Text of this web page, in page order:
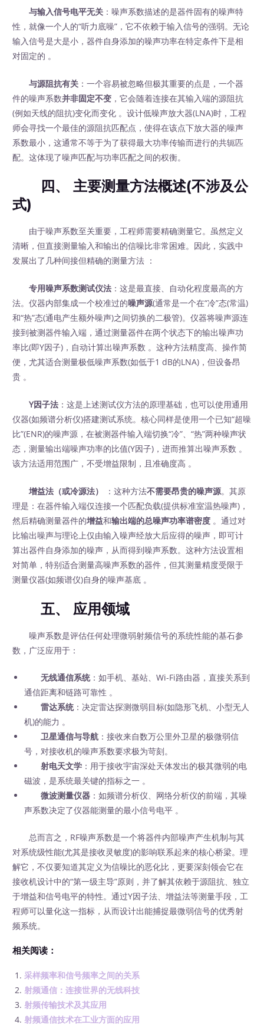
与输入信号电平无关 ：噪声系数描述的是器件固有的噪声特
性，就像一个人的“听力底噪”，它不依赖于输入信号的强弱。无论
输入信号是大是小，器件自身添加的噪声功率在特定条件下是相
对固定的 。
与源阻抗有关 ：一个容易被忽略但极其重要的点是，一个器
件的噪声系数并非固定不变 ，它会随着连接在其输入端的源阻抗
(例如天线的阻抗)变化而变化 。设计低噪声放大器(LNA)时，工程
师会寻找一个最佳的源阻抗匹配点，使得在该点下放大器的噪声
系数最小，这通常不等于为了获得最大功率传输而进行的共轭匹
配。这体现了噪声匹配与功率匹配之间的权衡。
四、 主要测量方法概述(不涉及公
式)
由于噪声系数至关重要，工程师需要精确测量它。虽然定义
清晰，但直接测量输入和输出的信噪比非常困难。因此，实践中
发展出了几种间接但精确的测量方法 ：
专用噪声系数测试仪法 ：这是最直接、自动化程度最高的方
法。仪器内部集成一个校准过的噪声源(通常是一个在“冷”态(常温)
和“热”态(通电产生额外噪声)之间切换的二极管)。仪器将噪声源连
接到被测器件输入端，通过测量器件在两个状态下的输出噪声功
率比(即Y因子)，自动计算出噪声系数 。这种方法精度高、操作简
便，尤其适合测量极低噪声系数(如低于1 dB的LNA)，但设备昂
贵 。
Y因子法 ：这是上述测试仪方法的原理基础，也可以使用通用
仪器(如频谱分析仪)搭建测试系统。核心同样是使用一个已知“超噪
比”(ENR)的噪声源，在被测器件输入端切换“冷”、“热”两种噪声状
态，测量输出端噪声功率的比值(Y因子)，进而推算出噪声系数 。
该方法适用范围广，不受增益限制，且准确度高 。
增益法（或冷源法） ‍ ：这种方法不需要昂贵的噪声源。其原
理是：在器件输入端仅连接一个匹配负载(提供标准室温热噪声)，
然后精确测量器件的增益和输出端的总噪声功率谱密度 。通过对
比输出噪声与理论上仅由输入噪声经放大后应得的噪声，即可计
算出器件自身添加的噪声，从而得到噪声系数。这种方法设置相
对简单，特别适合测量高噪声系数的器件，但其测量精度受限于
测量仪器(如频谱仪)自身的噪声基底 。
五、 应用领域
噪声系数是评估任何处理微弱射频信号的系统性能的基石参
数，广泛应用于：
无线通信系统：如手机、基站、Wi-Fi路由器，直接关系到
通信距离和链路可靠性 。
雷达系统：决定雷达探测微弱目标(如隐形飞机、小型无人
机)的能力 。
卫星通信与导航 ：接收来自数万公里外卫星的极微弱信
号，对接收机的噪声系数要求极为苛刻。
射电天文学 ：用于接收宇宙深处天体发出的极其微弱的电
磁波，是系统最关键的指标之一 。
微波测量仪器 ：如频谱分析仪、网络分析仪的前端，其噪
声系数决定了仪器能测量的最小信号电平 。
总而言之，RF噪声系数是一个将器件内部噪声产生机制与其
对系统级性能(尤其是接收灵敏度)的影响联系起来的核心桥梁。理
解它，不仅要知道其定义为信噪比的恶化比，更要深刻领会它在
接收机设计中的“第一级主导”原则，并了解其依赖于源阻抗、独立
于增益和信号电平的特性。通过Y因子法、增益法等测量手段，工
程师可以量化这一指标，从而设计出能捕捉最微弱信号的优秀射
频系统。
相关阅读：
采样频率和信号频率之间的关系
射频通信：连接世界的无线科技
射频传输技术及其应用
射频通信技术在工业方面的应用